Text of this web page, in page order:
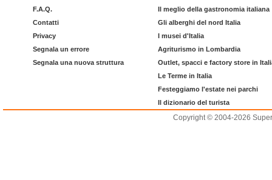
F.A.Q.
Contatti
Privacy
Segnala un errore
Segnala una nuova struttura
Il meglio della gastronomia italiana
Gli alberghi del nord Italia
I musei d'Italia
Agriturismo in Lombardia
Outlet, spacci e factory store in
Le Terme in Italia
Festeggiamo l'estate nei parchi
Il dizionario del turista
Copyright © 2004-2026